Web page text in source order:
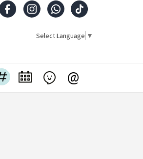
Select Language ▼
@